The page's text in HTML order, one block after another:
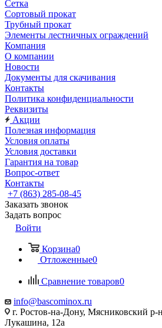
Сетка
Сортовый прокат
Трубный прокат
Элементы лестничных ограждений
Компания
О компании
Новости
Документы для скачивания
Контакты
Политика конфиденциальности
Реквизиты
Акции
Полезная информация
Условия оплаты
Условия доставки
Гарантия на товар
Вопрос-ответ
Контакты
+7 (863) 285-08-45
Заказать звонок
Задать вопрос
Войти
Корзина0
Отложенные0
Сравнение товаров0
info@bascominox.ru
г. Ростов-на-Дону, Мясниковский р-
Лукашина, 12а